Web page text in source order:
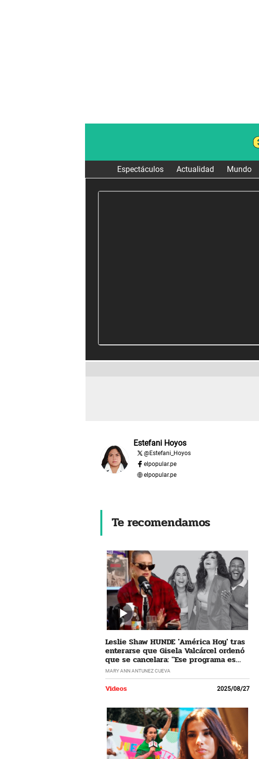
Espectáculos Actualidad Mundo
Estefani Hoyos
@Estefani_Hoyos
elpopular.pe
elpopular.pe
Te recomendamos
Leslie Shaw HUNDE 'América Hoy' tras
enterarse que Gisela Valcárcel ordenó
que se cancelara: "Ese programa es
horrible"
MARY ANN ANTUNEZ CUEVA
Videos 2025/08/27